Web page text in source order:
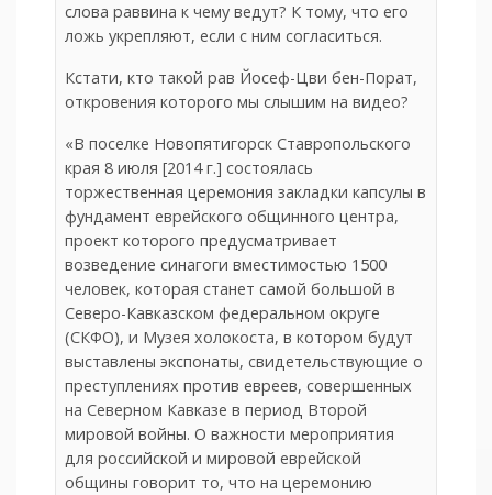
слова раввина к чему ведут? К тому, что его
ложь укрепляют, если с ним согласиться.
Кстати, кто такой рав Йосеф-Цви бен-Порат,
откровения которого мы слышим на видео?
«В поселке Новопятигорск Ставропольского
края 8 июля [2014 г.] состоялась
торжественная церемония закладки капсулы в
фундамент еврейского общинного центра,
проект которого предусматривает
возведение синагоги вместимостью 1500
человек, которая станет самой большой в
Северо-Кавказском федеральном округе
(СКФО), и Музея холокоста, в котором будут
выставлены экспонаты, свидетельствующие о
преступлениях против евреев, совершенных
на Северном Кавказе в период Второй
мировой войны. О важности мероприятия
для российской и мировой еврейской
общины говорит то, что на церемонию